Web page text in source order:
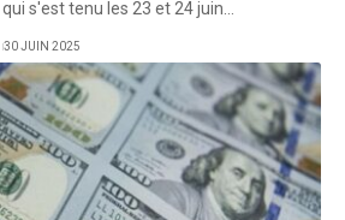
qui s'est tenu les 23 et 24 juin
30 JUIN 2025